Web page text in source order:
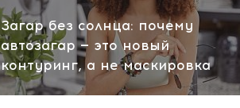
Загар без солнца: почему
автозагар — это новый
контуринг, а не маскировка